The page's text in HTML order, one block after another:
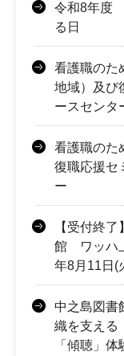
令和8年度
る日
看護職のた
地域）及び
ースセンタ
看護職のた
復職応援セ
ー
【受付終
館 ワッハ
年8月11日(
中之島図書
織を支える
「傾聴」体